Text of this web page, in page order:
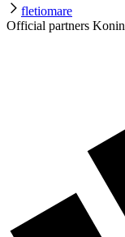
fletiomare
Official partners